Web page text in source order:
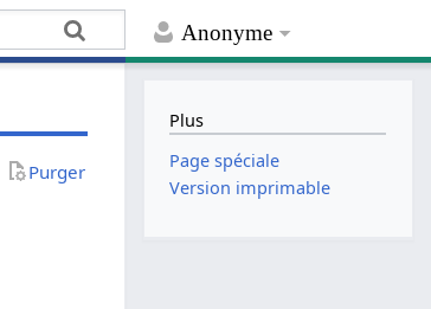
Anonyme
Purger
Plus
Page spéciale
Version imprimable